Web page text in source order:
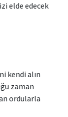
elde edecek
kendi alın
zaman
ordularla